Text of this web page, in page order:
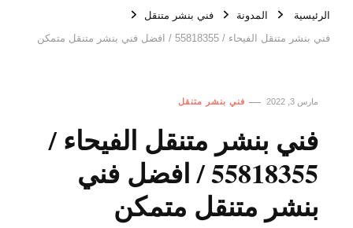
الرئيسية المدونة
فني بنشر متنقل
فني بنشر متنقل الفيحاء / 55818355‬ / افضل فني بنشر متنقل متمكن
مارس 3, 2022 فني بنشر متنقل
فني بنشر متنقل الفيحاء /
55818355‬ / افضل فني
بنشر متنقل متمكن